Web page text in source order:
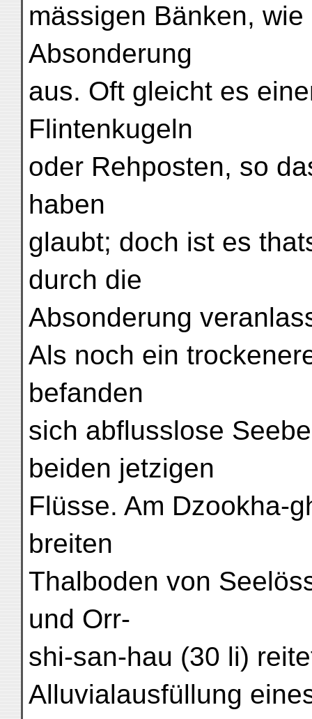
mässigen Bänken,
Absonderung
aus. Oft gleicht es
Flintenkugeln
oder Rehposten, so
haben
glaubt; doch ist es
durch die
Absonderung
Als noch ein
befanden
sich abflusslose
beiden jetzigen
Flüsse. Am Dzookha-
breiten
Thalboden von
und Orr-
shi-san-hau (30 li)
Alluvialausfüllung